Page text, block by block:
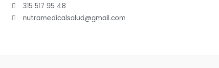
315 517 95 48
nutramedicalsalud@gmail.com